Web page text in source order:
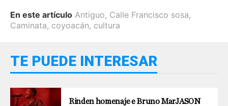
En este artículo Antiguo, Calle Francisco sosa,
Caminata, coyoacán, cultura
TE PUEDE INTERESAR
Rinden homenaje e Bruno MarJASON